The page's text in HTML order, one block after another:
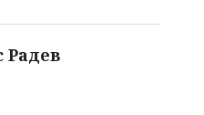
Радев